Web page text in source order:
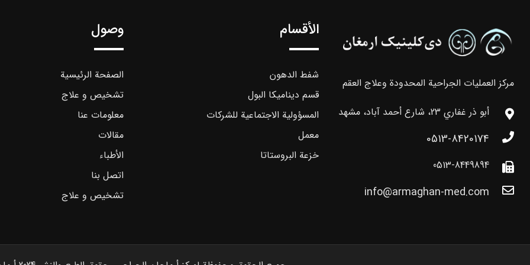
مركز العمليات الجراحية المحدودة وعلاج العقم
أبو ذر غفاري 23، شارع أحمد آباد، مشهد
0513-8420174
0513-8449894
info@armaghan-med.com
الأقسام
شفط الدهون
قسم ديناميكا البول
المسؤولية الاجتماعية للشركات
معمل
خزعة البروستاتا
وصول
الصفحة الرئيسية
تشخیص و علاج
معلومات عنا
مقالات
الأطباء
اتصل بنا
تشخیص و علاج